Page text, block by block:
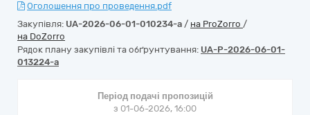
Оголошення про проведення.pdf
Закупівля: UA-2026-06-01-010234-a / на ProZorro /
на DoZorro
Рядок плану закупівлі та обґрунтування: UA-P-2026-06-01-
013224-a
Період подачі пропозицій
з 01-06-2026, 16:00